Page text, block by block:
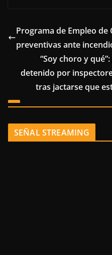
Programa de Empleo de
preventivas ante
“Soy choro y
detenido por
tras jactarse que
SEÑAL STREAMING